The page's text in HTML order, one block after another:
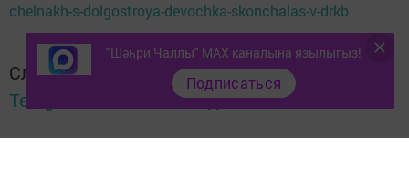
chelnakh-s-dolgostroya-devochka-skonchalas-v-drkb
Следите за самым важным и интересным в
Telegram-канале
Татмедиа
"Шәһри Чаллы" MAX каналына язылыгыз!
Подписаться